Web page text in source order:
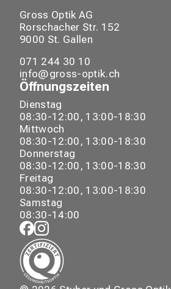
Gross Optik AG
Rorschacher Str. 152
9000 St. Gallen
071 244 30 10
info@gross-optik.ch
Öffnungszeiten
Dienstag
08:30-12:00, 13:00-18:30
Mittwoch
08:30-12:00, 13:00-18:30
Donnerstag
08:30-12:00, 13:00-18:30
Freitag
08:30-12:00, 13:00-18:30
Samstag
08:30-14:00